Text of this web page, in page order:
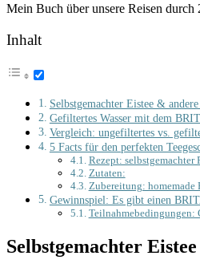
Mein Buch über unsere Reisen durch
Inhalt
Selbstgemachter Eistee &
Gefiltertes Wasser mit dem
Vergleich: ungefiltertes vs.
5 Facts für den perfekten
Rezept:
Zutaten:
Zubereitung: homemade
Gewinnspiel: Es gibt einen
Teilnahmebedingungen:
Selbstgemachter